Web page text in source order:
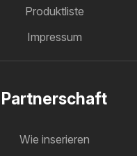
Produktliste
Impressum
Partnerschaft
Wie inserieren